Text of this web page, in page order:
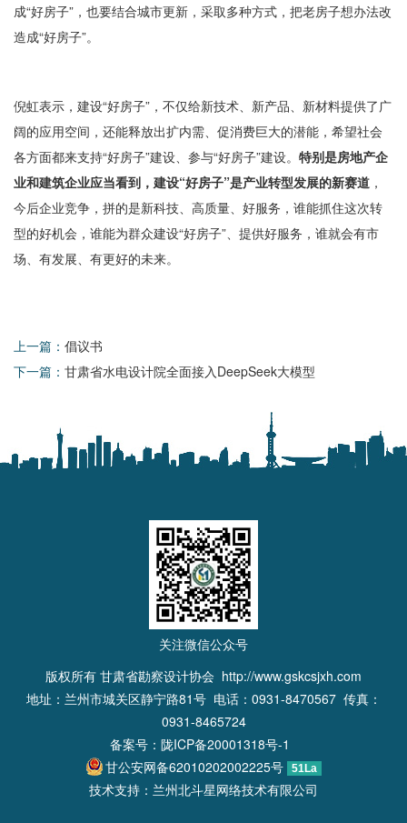
成“好房子”，也要结合城市更新，采取多种方式，把老房子想办法改
造成“好房子”。
倪虹表示，建设“好房子”，不仅给新技术、新产品、新材料提供了广
阔的应用空间，还能释放出扩内需、促消费巨大的潜能，希望社会
各方面都来支持“好房子”建设、参与“好房子”建设。 特别是房地产企
业和建筑企业应当看到，建设“好房子”是产业转型发展的新赛道 ，
今后企业竞争，拼的是新科技、高质量、好服务，谁能抓住这次转
型的好机会，谁能为群众建设“好房子”、提供好服务，谁就会有市
场、有发展、有更好的未来。
上一篇： 倡议书
下一篇： 甘肃省水电设计院全面接入DeepSeek大模型
关注微信公众号
版权所有 甘肃省勘察设计协会 http://www.gskcsjxh.com
地址：兰州市城关区静宁路81号 电话：0931-8470567 传真：
0931-8465724
备案号： 陇ICP备20001318号-1
甘公安网备62010202002225号
51La
技术支持：兰州北斗星网络技术有限公司